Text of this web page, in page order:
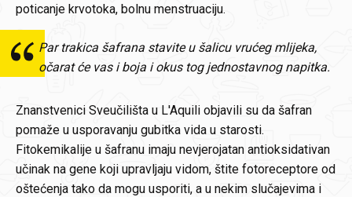
poticanje krvotoka, bolnu menstruaciju.
Par trakica šafrana stavite u šalicu vrućeg mlijeka,
očarat će vas i boja i okus tog jednostavnog napitka.
Znanstvenici Sveučilišta u L'Aquili objavili su da šafran
pomaže u usporavanju gubitka vida u starosti.
Fitokemikalije u šafranu imaju nevjerojatan antioksidativan
učinak na gene koji upravljaju vidom, štite fotoreceptore od
oštećenja tako da mogu usporiti, a u nekim slučajevima i